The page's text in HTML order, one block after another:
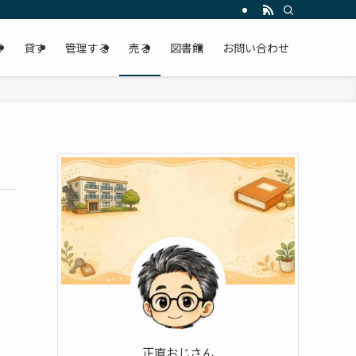
貸す 管理する 売る 図書館 お問い合わせ
正直おじさん